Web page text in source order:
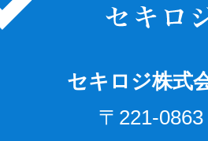
セキロジ株式
〒221-0863